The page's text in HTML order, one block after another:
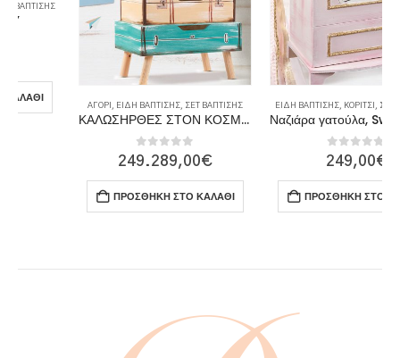
ΕΊΔΗ ΒΆΠΤΙΣΗΣ, ΣΕΤ ΒΆΠΤΙΣΗΣ
ΚΑΛΩΣΗΡΘΕΣ ΣΤΟΝ ΚΟΣΜΟ! WELCOME TO THE WORLD!
out of 5
249.289,00€
ΠΡΟΣΘΉΚΗ ΣΤΟ ΚΑΛΆΘΙ
ΕΊΔΗ ΒΆΠΤΙΣΗΣ, ΚΟΡΊΤΣΙ ΣΕΤ ΒΆΠΤΙΣΗΣ
Ναζιάρα γατούλα, Sweet kitty!
out of 5
ΠΡΟΣΘΉΚΗ ΣΤΟ ΚΑΛΆΘΙ